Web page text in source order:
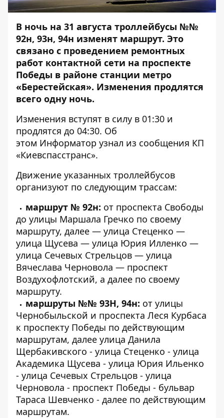
В ночь на 31 августа троллейбусы №№
92н, 93н, 94н изменят маршрут. Это
связано с проведением ремонтных
работ контактной сети на проспекте
Победы в районе станции метро
«Берестейская». Изменения продлятся
всего одну ночь.
Изменения вступят в силу в 01:30 и
продлятся до 04:30. Об
этом Информатор узнал из сообщения КП
«Киевспасстранс».
Движение указанных троллейбусов
организуют по следующим трассам:
маршрут № 92н: от проспекта Свободы
до улицы Маршала Гречко по своему
маршруту, далее — улица Стеценко —
улица Щусева — улица Юрия Илленко —
улица Сечевых Стрельцов — улица
Вячеслава Черновола — проспект
Воздухофлотский, а далее по своему
маршруту.
маршруты №№ 93Н, 94н: от улицы
Чернобыльской и проспекта Леся Курбаса
к проспекту Победы по действующим
маршрутам, далее улица Данила
Щербакивского - улица Стеценко - улица
Академика Щусева - улица Юрия Ильенко
- улица Сечевых Стрельцов - улица
Черновола - проспект Победы - бульвар
Тараса Шевченко - далее по действующим
маршрутам.